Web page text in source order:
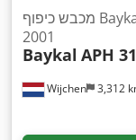
Wijchen 3,312
מכבש כיפוף Baykal APH 3108 x 160, שנת
2001
Baykal APH